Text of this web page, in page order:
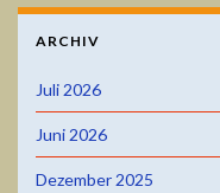
ARCHIV
Juli 2026
Juni 2026
Dezember 2025